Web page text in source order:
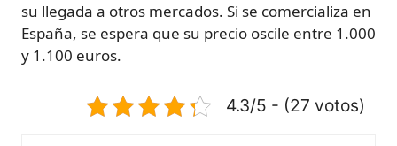
su llegada a otros mercados. Si se comercializa en
España, se espera que su precio oscile entre 1.000
y 1.100 euros.
4.3/5 - (27 votos)